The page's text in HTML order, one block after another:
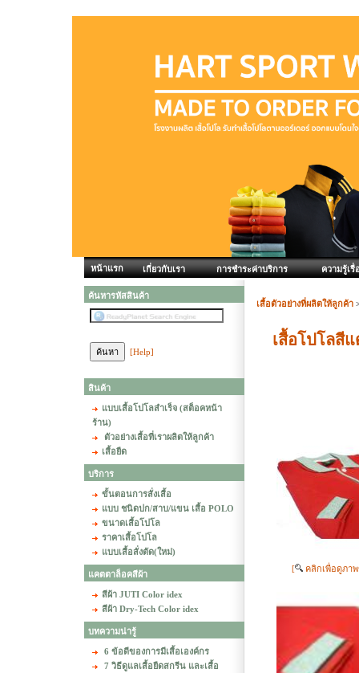
หน้าแรก เกี่ยวกับเรา การชำระค่าบริการ ความรู้เรื่
ค้นหารหัสสินค้า
[Help]
สินค้า
แบบเสื้อโปโลสำเร็จ (สต็อคหน้า
ร้าน)
ตัวอย่างเสื้อที่เราผลิตให้ลูกค้า
เสื้อยืด
บริการ
ขั้นตอนการสั่งเสื้อ
แบบ ชนิดปก/สาบ/แขน เสื้อ POLO
ขนาดเสื้อโปโล
ราคาเสื้อโปโล
แบบเสื้อสั่งตัด(ใหม่)
แคตตาล็อคสีผ้า
สีผ้า JUTI Color idex
สีผ้า Dry-Tech Color idex
บทความน่ารู้
6 ข้อดีของการมีเสื้อเองค์กร
7 วิธีดูแลเสื้อยืดสกรีน และเสื้อ
เสื้อตัวอย่างที่ผลิตให้ลูกค้า
เสื้อโปโลสี
[ คลิกเพื่อดูภาพ